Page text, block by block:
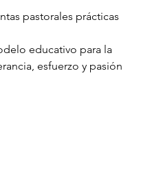
pastorales prácticas
educativo para la
esfuerzo y pasión